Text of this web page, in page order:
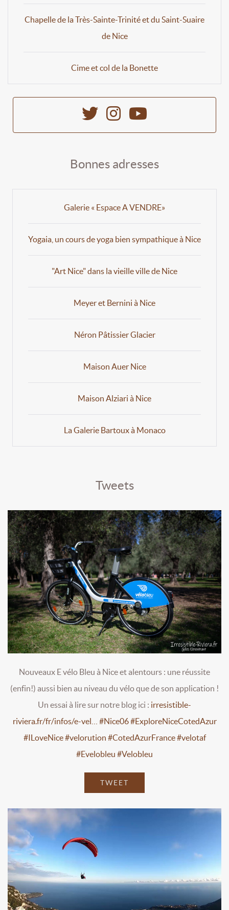
Chapelle de la Très-Sainte-Trinité et du Saint-Suaire
de Nice
Cime et col de la Bonette
Bonnes adresses
Galerie « Espace A VENDRE»
Yogaia, un cours de yoga bien sympathique à Nice
"Art Nice" dans la vieille ville de Nice
Meyer et Bernini à Nice
Néron Pâtissier Glacier
Maison Auer Nice
Maison Alziari à Nice
La Galerie Bartoux à Monaco
Tweets
Nouveaux E vélo Bleu à Nice et alentours : une réussite
(enfin!) aussi bien au niveau du vélo que de son application !
Un essai à lire sur notre blog ici : irresistible-
riviera.fr/fr/infos/e-vel…
#Nice06#ExploreNiceCotedAzur
#ILoveNice#velorution #CotedAzurFrance#velotaf
#Evelobleu #Velobleu
TWEET